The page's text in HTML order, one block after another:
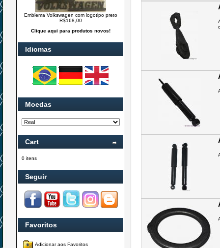
Emblema Volkswagen com logotipo preto
R$168,00
Clique aqui para produtos novos!
Idiomas
Moedas
Cart
0 itens
Seguir
Favoritos
Adicionar aos Favoritos